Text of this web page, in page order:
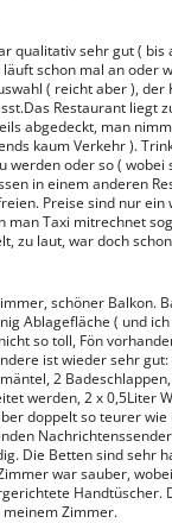
qualitativ sehr gut ( bis
schon mal an oder
( reicht aber ),
Restaurant liegt
abgedeckt, man
kaum Verkehr ).
werden oder so (
in einem anderen
Preise sind nur ein
man Taxi mitrechnet
zu laut, war doch
schöner Balkon.
Ablagefläche ( und
so toll, Fön
ist wieder sehr
2
werden, 2 x 0,5Liter
doppelt so teurer
Die Betten sind sehr
war sauber,
Handtüscher.
Zimmer.